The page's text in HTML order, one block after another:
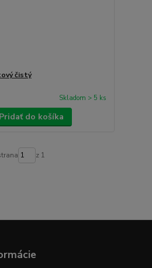
čistý
Skladom > 5 ks
Pridať do košíka
z 1